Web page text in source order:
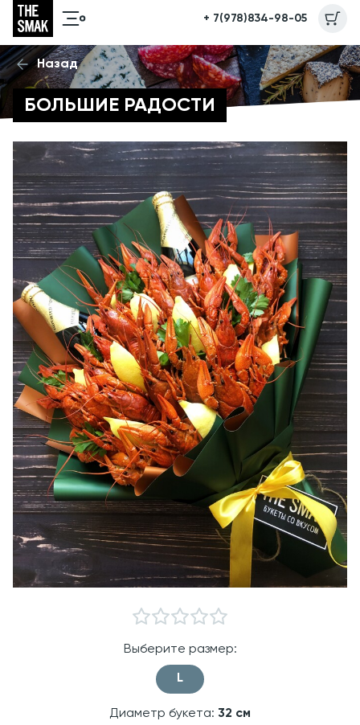
+ 7(978)834-98-05
Назад
БОЛЬШИЕ РАДОСТИ
Выберите размер:
L
Диаметр букета: 32 см